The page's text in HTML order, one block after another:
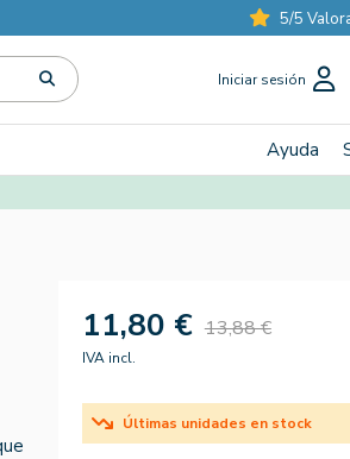
5/5
Iniciar sesión
Ayuda
11,80 € 13,88 €
IVA incl.
Últimas unidades en stock